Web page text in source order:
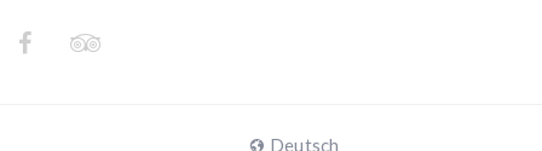
Deutsch